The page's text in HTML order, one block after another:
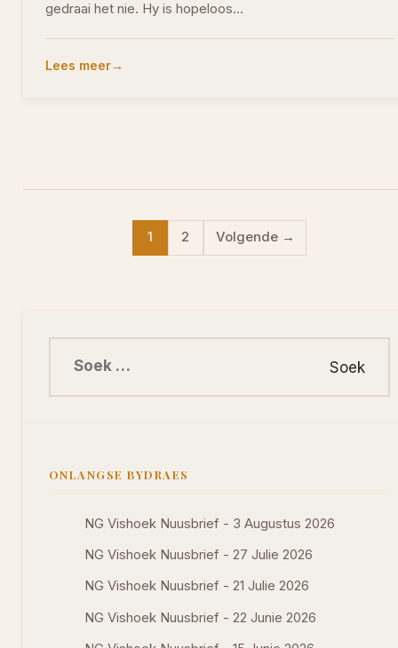
gedraai het nie. Hy is hopeloos…
Lees meer
1 2 Volgende →
ONLANGSE BYDRAES
NG Vishoek Nuusbrief - 3 Augustus 2026
NG Vishoek Nuusbrief - 27 Julie 2026
NG Vishoek Nuusbrief - 21 Julie 2026
NG Vishoek Nuusbrief - 22 Junie 2026